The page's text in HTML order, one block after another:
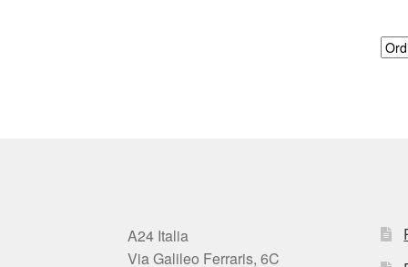
A24 Italia
Via Galileo Ferraris, 6C